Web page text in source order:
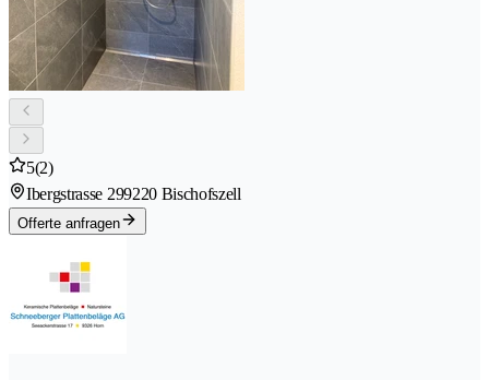
5(2)
Ibergstrasse 299220 Bischofszell
Offerte anfragen